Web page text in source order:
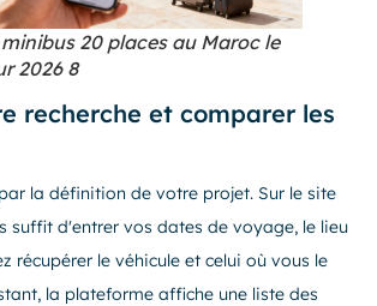
20 places au Maroc le
2026 8
recherche et comparer les
la définition de votre projet. Sur le site
suffit d'entrer vos dates de voyage, le lieu
récupérer le véhicule et celui où vous le
la plateforme affiche une liste des